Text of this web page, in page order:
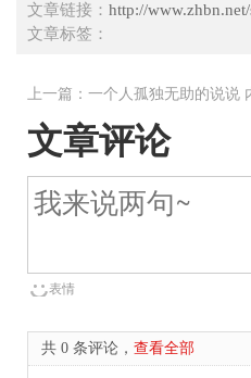
文章链接： http://
文章标签：
上一篇： 一个人孤独无助的说说
文章评论
表情
共 0 条评论， 查看全部